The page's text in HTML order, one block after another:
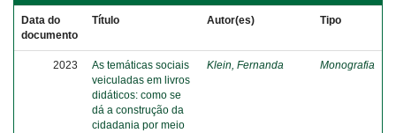
Data do
documento
Título Autor(es) Tipo
2023
As temáticas sociais
veiculadas em livros
didáticos: como se
dá a construção da
cidadania por meio
Klein, Fernanda Monografia